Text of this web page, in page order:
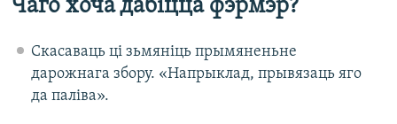
Чаго хоча дабіцца фэрмэр?
Скасаваць ці зьмяніць прымяненьне
дарожнага збору. «Напрыклад, прывязаць яго
да паліва».